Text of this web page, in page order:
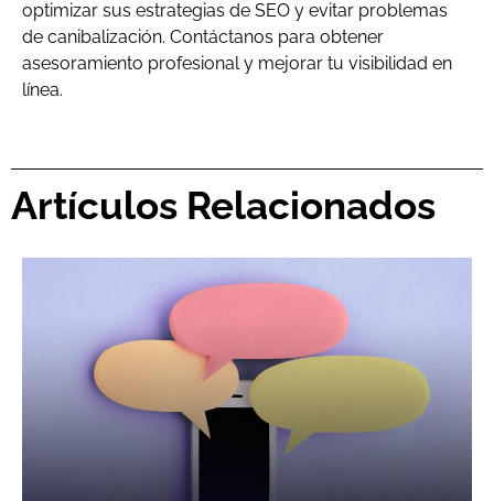
optimizar sus estrategias de SEO y evitar problemas
de canibalización. Contáctanos para obtener
asesoramiento profesional y mejorar tu visibilidad en
línea.
Artículos Relacionados